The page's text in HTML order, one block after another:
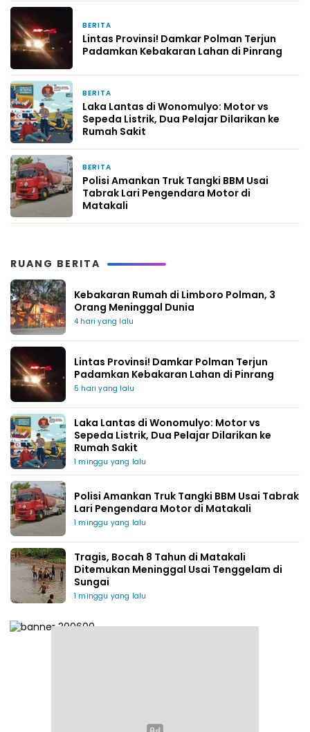
BERITA
Lintas Provinsi! Damkar Polman Terjun
Padamkan Kebakaran Lahan di Pinrang
BERITA
Laka Lantas di Wonomulyo: Motor vs
Sepeda Listrik, Dua Pelajar Dilarikan ke
Rumah Sakit
BERITA
Polisi Amankan Truk Tangki BBM Usai
Tabrak Lari Pengendara Motor di
Matakali
RUANG BERITA
Kebakaran Rumah di Limboro Polman, 3
Orang Meninggal Dunia
4 hari yang lalu
Lintas Provinsi! Damkar Polman Terjun
Padamkan Kebakaran Lahan di Pinrang
5 hari yang lalu
Laka Lantas di Wonomulyo: Motor vs
Sepeda Listrik, Dua Pelajar Dilarikan ke
Rumah Sakit
1 minggu yang lalu
Polisi Amankan Truk Tangki BBM Usai Tabrak
Lari Pengendara Motor di Matakali
1 minggu yang lalu
Tragis, Bocah 8 Tahun di Matakali
Ditemukan Meninggal Usai Tenggelam di
Sungai
1 minggu yang lalu